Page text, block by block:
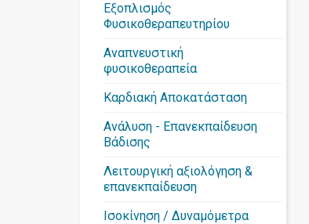
Εξοπλισμός
Φυσικοθεραπευτηρίου
Αναπνευστική
φυσικοθεραπεία
Καρδιακή Αποκατάσταση
Ανάλυση - Επανεκπαίδευση
Βάδισης
Λειτουργική αξιολόγηση &
επανεκπαίδευση
Ισοκίνηση / Δυναμόμετρα